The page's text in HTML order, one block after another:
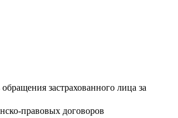
застрахованного лица за
правовых договоров